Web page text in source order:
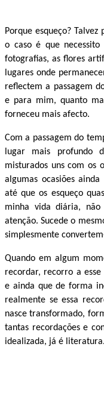
Porque esqueço?
o caso é que
fotografias, as flores
lugares onde
reflectem a passagem
e para mim, quanto
forneceu mais afecto.
Com a passagem do
lugar mais profundo
misturados uns com os
algumas ocasiões
até que os esqueço
minha vida diária,
atenção.Sucede o
simplesmente
Quando em algum
recordar, recorro a
e ainda que de forma
realmente se essa
nasce transformado,
tantas recordações e
idealizada, já é literatura.